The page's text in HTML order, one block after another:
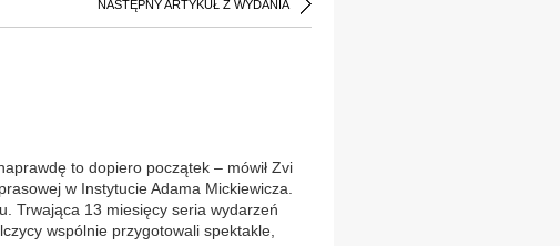
NASTĘPNY ARTYKUŁ Z WYDANIA
to dopiero początek – mówił Zvi
w Instytucie Adama Mickiewicza.
Trwająca 13 miesięcy seria wydarzeń
wspólnie przygotowali spektakle,